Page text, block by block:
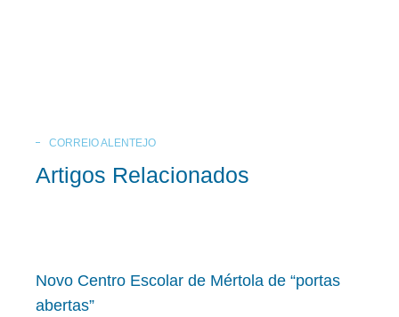
CORREIO ALENTEJO
Artigos Relacionados
Novo Centro Escolar de Mértola de “portas
abertas”